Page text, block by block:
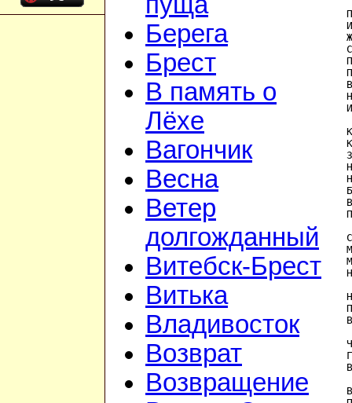
Берега
Брест
В память о
Лёхе
Вагончик
Весна
Ветер
долгожданный
Витебск-Брест
Витька
Владивосток
Возврат
Возвращение